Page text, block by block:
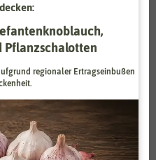
berühren
Statistik
Funktional
Pflanzschalotten
regionaler Ertragseinbußen